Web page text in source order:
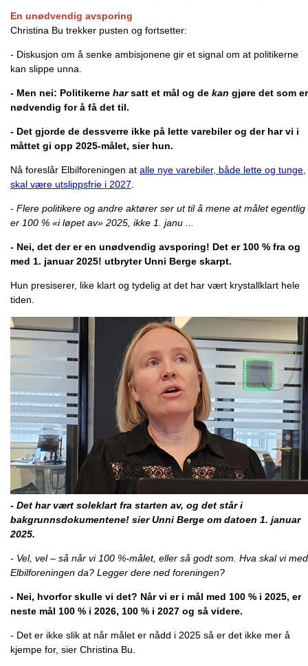
En unødvendig avsporing
Christina Bu trekker pusten og fortsetter:
- Diskusjon om å senke ambisjonene gir et signal om at politikerne
kan slippe unna.
- Men nei: Politikerne harsatt et mål og de kan gjøre det som er
nødvendig for å få det til.
- Det gjorde de dessverre ikke på lette varebiler og der har vi i
måttet gi opp 2025-målet, sier hun.
Nå foreslår Elbilforeningen at alle nye varebiler, både lette og tunge,
skal være utslippsfrie i 2027
- Flere politikere og andre aktører ser ut til å mene at målet egentlig
er 100 % «i løpet av» 2025, ikke 1. janu ...
- Nei, det der er en unødvendig avsporing! Det er 100 % fra og
med 1. januar 2025! utbryter Unni Berge skarpt.
Hun presiserer, like klart og tydelig at det har vært krystallklart hele
tiden.
- Det har vært soleklart fra starten av, og det står i
bakgrunnsdokumentene! sier Unni Berge om datoen 1. januar
2025.
- Vel, vel – så når vi 100 %-målet, eller så godt som. Hva skal vi med
Elbilforeningen da? Legger dere ned foreningen?
- Nei, hvorfor skulle vi det? Når vi er i mål med 100 % i 2025, er
neste mål 100 % i 2026, 100 % i 2027 og så videre.
- Det er ikke slik at når målet er nådd i 2025 så er det ikke mer å
kjempe for, sier Christina Bu.